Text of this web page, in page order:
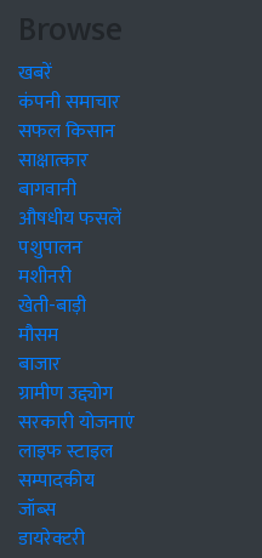
Browse
खबरें
कंपनी समाचार
सफल किसान
साक्षात्कार
बागवानी
औषधीय फसलें
पशुपालन
मशीनरी
खेती-बाड़ी
मौसम
बाजार
ग्रामीण उद्द्योग
सरकारी योजनाएं
लाइफ स्टाइल
सम्पादकीय
जॉब्स
डायरेक्टरी